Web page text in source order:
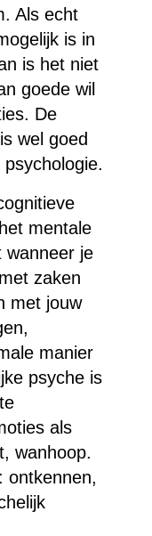
Als echt
is in
is het niet
goede wil
De
wel goed
mentale
wanneer je
zaken
met jouw
manier
psyche is
als
wanhoop.
ontkennen,